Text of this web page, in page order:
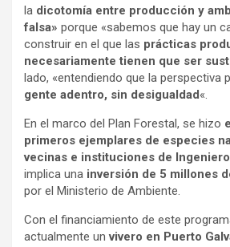
la dicotomía entre producción y
falsa» porque «sabemos que hay un
construir en el que las prácticas
necesariamente tienen que ser
lado, «entendiendo que la perspectiva
gente adentro, sin desigualdad«.
En el marco del Plan Forestal, se hizo
primeros ejemplares de especies
vecinas e instituciones de
implica una inversión de 5 millones
por el Ministerio de Ambiente.
Con el financiamiento de este
actualmente un vivero en Puerto